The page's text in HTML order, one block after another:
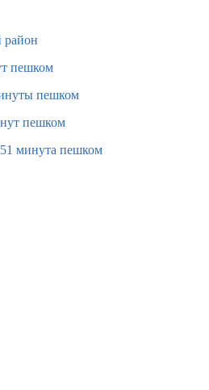
район
пешком
пешком
пешком
минута пешком